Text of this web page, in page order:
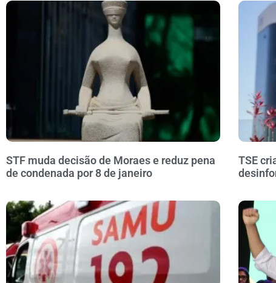
STF muda decisão de Moraes e reduz pena
de condenada por 8 de janeiro
TSE